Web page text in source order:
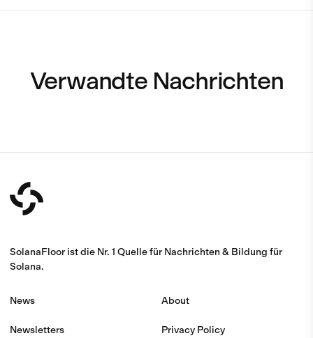
Verwandte Nachrichten
SolanaFloor ist die Nr. 1 Quelle für Nachrichten & Bildung für
Solana.
News
Newsletters
About
Privacy Policy